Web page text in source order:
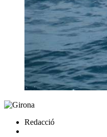
Redacció